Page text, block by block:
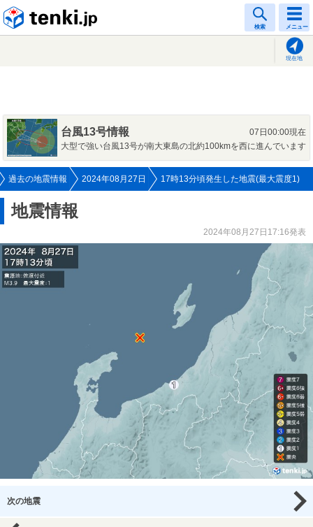
検索 メニュー
現在地
台風13号情報
07日00:00現在
大型で強い台風13号が南大東島の北約100kmを西に進んでいます
過去の地震情報 2024年08月27日 17時13分頃発生した地震(最大震度1)
地震情報
2024年08月27日17:16発表
次の地震